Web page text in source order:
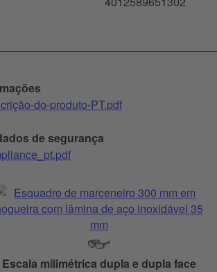
do-produto-PT.pdf
de segurança
Escala milimétrica dupla e dupla face